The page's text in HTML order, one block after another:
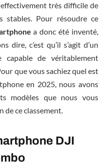
très difficile de
stables. Pour résoudre ce
a donc été inventé,
dire, c’est qu’il s’agit d’un
capable de véritablement
que vous sachiez quel est
en 2025, nous avons
modèles que nous vous
de ce classement.
DJI